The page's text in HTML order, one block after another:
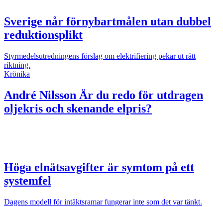
Sverige når förnybartmålen utan dubbel
reduktionsplikt
Styrmedelsutredningens förslag om elektrifiering pekar ut rätt
riktning.
Krönika
André Nilsson Är du redo för utdragen
oljekris och skenande elpris?
Höga elnätsavgifter är symtom på ett
systemfel
Dagens modell för intäktsramar fungerar inte som det var tänkt.